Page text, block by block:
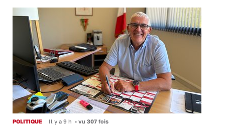
POLITIQUE Il y a 9 h • vu 307 fois